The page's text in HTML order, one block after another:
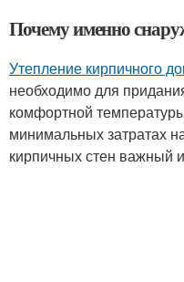
Почему именно
Утепление кирпичного
необходимо для
комфортной
минимальных затратах
кирпичных стен важный